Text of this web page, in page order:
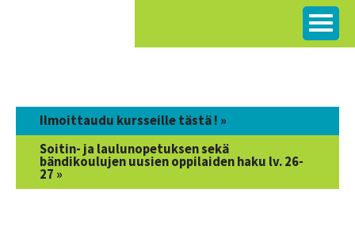
Ilmoittaudu kursseille tästä ! »
Soitin- ja laulunopetuksen sekä
bändikoulujen uusien oppilaiden haku lv. 26-
27 »